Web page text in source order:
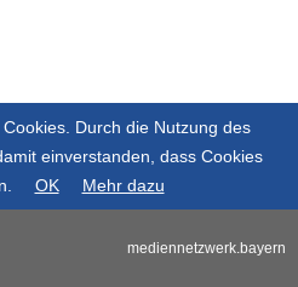
mediennetzwerk.bayern
Durch die Nutzung des
einverstanden, dass Cookies
OK Mehr dazu